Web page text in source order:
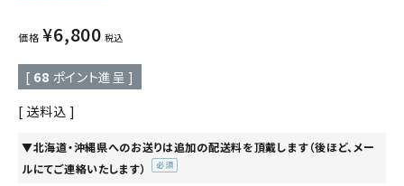
価格 ¥6,800 税込
[ 68 ポイント進呈 ]
送料込
▼北海道・沖縄県へのお送りは追加の配送料を頂戴します（後ほど、メー
ルにてご連絡いたします）